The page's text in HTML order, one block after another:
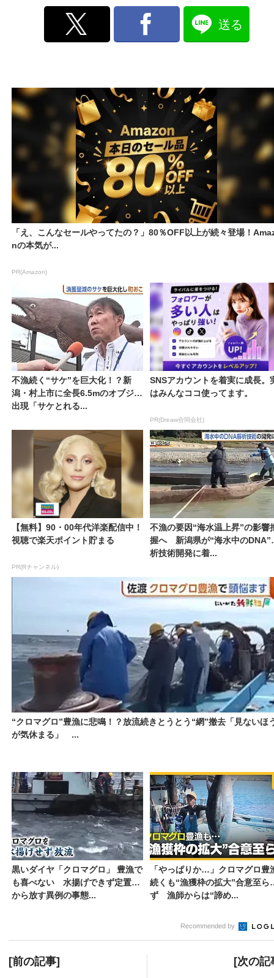
送る
「え、こんなセールやってたの？」80％OFF以上が続々登場！
nの本気が...
PR(Amazon)
不漁続く“サケ”を巨大化！？新
潟・村上市に全長6.5mのオブジェ
出現「サケとれる...
SNSアカウントを着実に成長。
はみんなココ使ってます。
PR(Dreaw合同会社)
【無料】90・00年代洋楽配信中！
視聴で楽天ポイント貯まる
PR(Rチャンネル)
不漁の要因“海水温上昇”の影響
握へ 新潟県が“海水中のDNA”
析技術開発に着...
“クロマグロ”豊漁に悲鳴！？放流続きとうとう“網”撤去「見ないほ
が気休まる」 ...
黒いダイヤ「クロマグロ」 豊漁で
も喜べない 水揚げできず定置網
から放す異例の事態...
「やっぱりか…」クロマグロ豊
続くも“漁獲枠の拡大”合意至ら
ず 漁師からは“諦め...
Recommended by
[前の記事] [次の記